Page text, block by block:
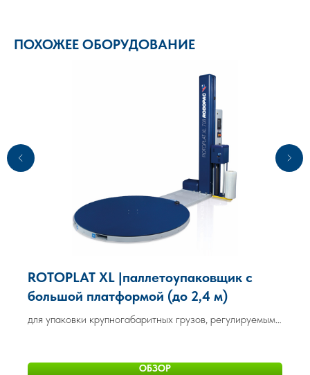
ПОХОЖЕЕ ОБОРУДОВАНИЕ
ROTOPLAT XL |паллетоупаковщик c
большой платформой (до 2,4 м)
для упаковки крупногабаритных грузов, регулируемым
ОБЗОР